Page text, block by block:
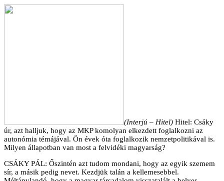
(Interjú – Hitel) Hitel: Csáky
úr, azt halljuk, hogy az MKP komolyan elkezdett foglalkozni az
autonómia témájával. Ön évek óta foglalkozik nemzetpolitikával is.
Milyen állapotban van most a felvidéki magyarság?
CSÁKY PÁL: Őszintén azt tudom mondani, hogy az egyik szemem
sír, a másik pedig nevet. Kezdjük talán a kellemesebbel.